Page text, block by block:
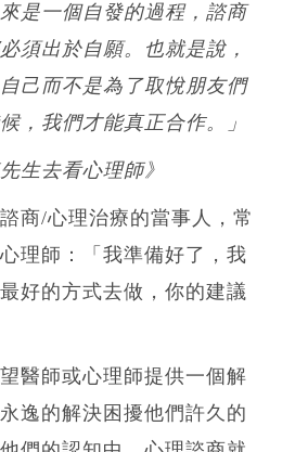
來是一個自發的過程，諮商
須出於自願。也就是說，
己而不是為了取悅朋友們
，我們才能真正合作。」
生去看心理師》
商/心理治療的當事人，常
理師：「我準備好了，我
好的方式去做，你的建議
醫師或心理師提供一個解
逸的解決困擾他們許久的